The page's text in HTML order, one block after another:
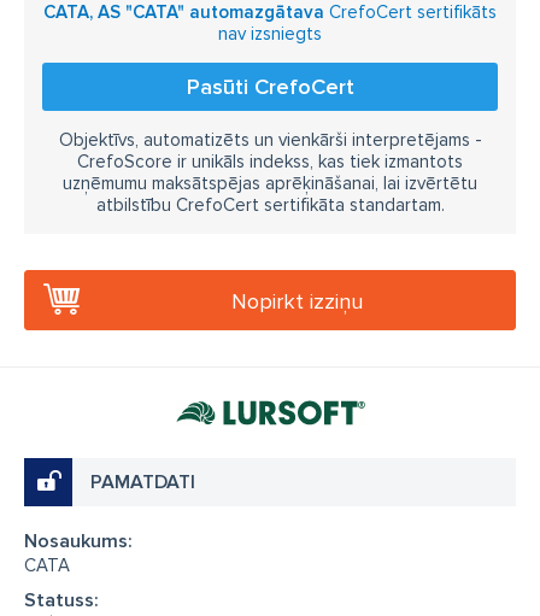
CATA, AS "CATA" automazgātava CrefoCert sertifikāts
nav izsniegts
Pasūti CrefoCert
Objektīvs, automatizēts un vienkārši interpretējams -
CrefoScore ir unikāls indekss, kas tiek izmantots
uzņēmumu maksātspējas aprēķināšanai, lai izvērtētu
atbilstību CrefoCert sertifikāta standartam.
Nopirkt izziņu
PAMATDATI
Nosaukums:
CATA
Statuss: